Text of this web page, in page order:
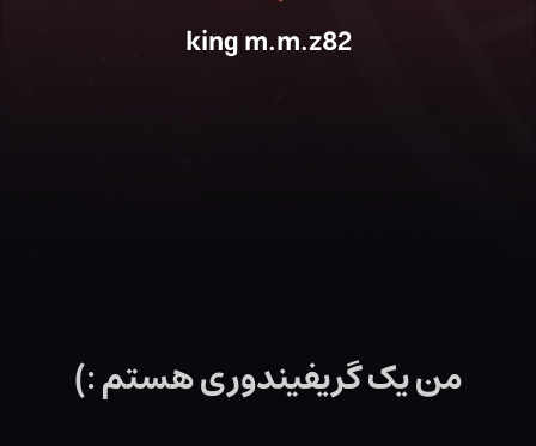
king m.m.z82
من یک گریفیندوری هستم :)